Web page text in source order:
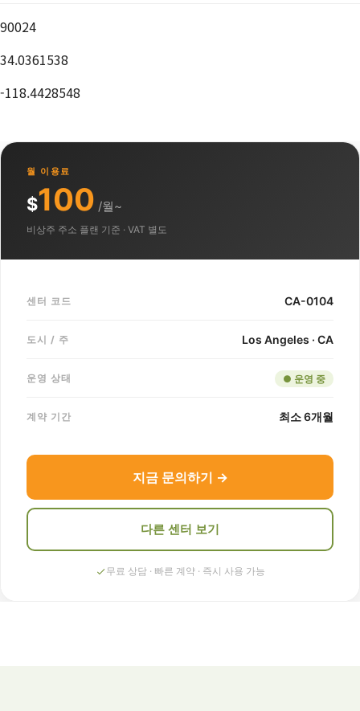
90024
34.0361538
-118.4428548
월 이용료
$100 /월~
비상주 주소 플랜 기준 · VAT 별도
센터 코드 CA-0104
도시 / 주 Los Angeles · CA
운영 상태 ● 운영 중
계약 기간 최소 6개월
지금 문의하기 →
다른 센터 보기
무료 상담 · 빠른 계약 · 즉시 사용 가능